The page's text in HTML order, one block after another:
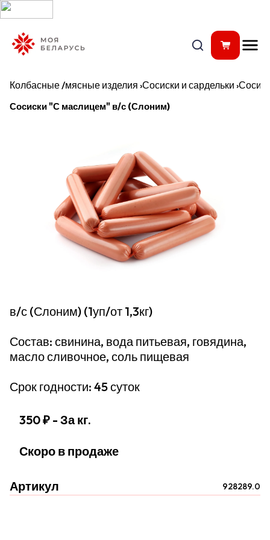
Колбасные /мясные изделия ›Сосиски и сардельки ›
Сосиски "С маслицем" в/с (Слоним)
в/с (Слоним) (1уп/от 1,3кг)
Состав: свинина, вода питьевая, говядина,
масло сливочное, соль пищевая
Срок годности: 45 суток
350 ₽ - За кг.
Скоро в продаже
Артикул 928289.0